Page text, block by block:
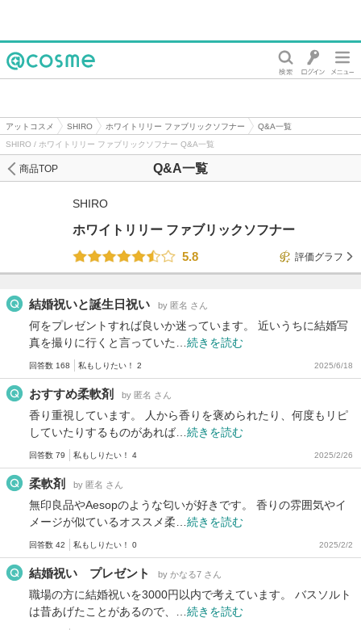
アットコスメ SHIRO ホワイトリリー ファブリックソフナー
Q&A一覧
SHIRO / ホワイトリリー ファブリックソフナー Q&A一覧
Q&A一覧
商品TOP
SHIRO
ホワイトリリー ファブリックソフナー
5.8
評価グラフ
結婚祝いと誕生日祝い by 匿名 さん
何をプレゼントすれば良いか迷っています。 近いうちに結婚写
真を撮りに行くと言っていた… 続きを読む
回答数 168 私もしりたい！ 2 2025/6/18
おすすめ柔軟剤 by 匿名 さん
香り重視しています。 人から香りを褒められたり、何度もリピ
していたりするものがあれば… 続きを読む
回答数 79 私もしりたい！ 4 2025/2/26
柔軟剤 by 匿名 さん
無印良品やAesopのような匂いが好きです。 香りの雰囲気やイ
メージが似ているオススメ柔… 続きを読む
回答数 42 私もしりたい！ 0 2025/2/2
結婚祝い プレゼント by かなる7 さん
職場の方に結婚祝いを3000円以内で考えています。 バスソルト
は昔あげたことがあるので、… 続きを読む